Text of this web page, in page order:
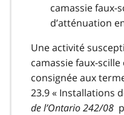
camassie faux-
d’atténuation
Une activité
camassie faux-
consignée aux
23.9 « Installations
de l’Ontario 242/08